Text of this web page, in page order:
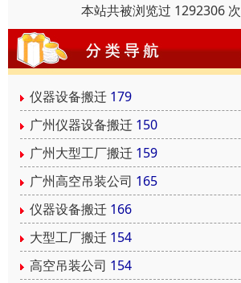
本站共被浏览过 1292306 次
仪器设备搬迁 179
广州仪器设备搬迁 150
广州大型工厂搬迁 159
广州高空吊装公司 165
仪器设备搬迁 166
大型工厂搬迁 154
高空吊装公司 154